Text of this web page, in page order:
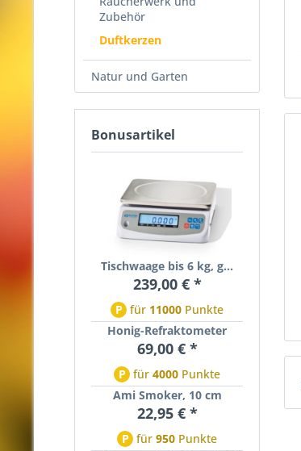
Zubehör
Duftkerzen
Natur und Garten
Bonusartikel
Tischwaage bis 6 kg, g...
239,00 € *
P für 11000 Punkte
Honig-Refraktometer
69,00 € *
P für 4000 Punkte
Ami Smoker, 10 cm
22,95 € *
P für 950 Punkte